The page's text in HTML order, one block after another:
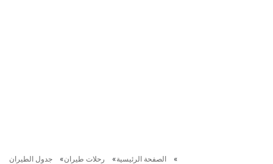
الصفحة الرئيسية رحلات طيران
جدول الطيران